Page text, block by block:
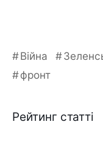
Війна
фронт
Рейтинг статті